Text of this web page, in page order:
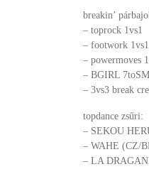
breakin’
– toprock 1vs1
– footwork 1vs1
– powermoves
– BGIRL
– 3vs3 break
topdance zsűri:
– SEKOU
– WAHE (CZ/
– LA